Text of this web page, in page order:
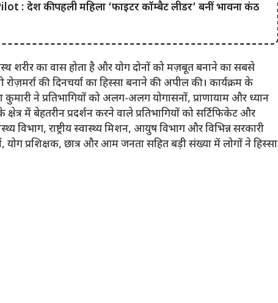
: देश की पहली महिला ‘फाइटर कॉम्बैट लीडर’ बनीं भावना कंठ
शरीर का वास होता है और योग दोनों को मज़बूत बनाने का सबसे
की दिनचर्या का हिस्सा बनाने की अपील की। ​​कार्यक्रम के
कुमारी ने प्रतिभागियों को अलग-अलग योगासनों, प्राणायाम और ध्यान
में बेहतरीन प्रदर्शन करने वाले प्रतिभागियों को सर्टिफिकेट और
विभाग, राष्ट्रीय स्वास्थ्य मिशन, आयुष विभाग और विभिन्न सरकारी
योग प्रशिक्षक, छात्र और आम जनता सहित बड़ी संख्या में लोगों ने हिस्सा